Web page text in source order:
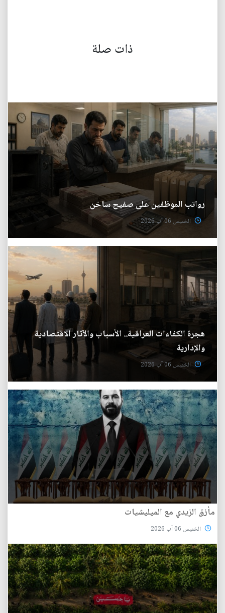
ذات صلة
رواتب الموظفين على صفيح ساخن
الخميس 06 آب 2026
هجرة الكفاءات العراقية.. الأسباب والآثار الاقتصادية
والإدارية
الخميس 06 آب 2026
مأزق الزيدي مع الميليشيات
الخميس 06 آب 2026